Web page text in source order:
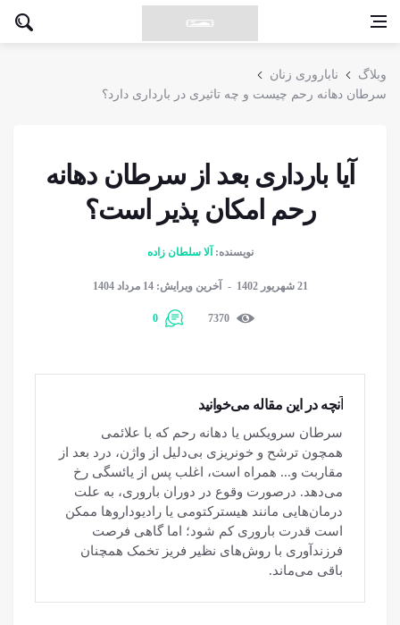
وبلاگ
ناباروری زنان
سرطان دهانه رحم چیست و چه تاثیری در بارداری دارد؟
آیا بارداری بعد از سرطان دهانه
رحم امکان پذیر است؟
نویسنده: آلا سلطان زاده
21 شهریور 1402 آخرین ویرایش: 14 مرداد 1404
7370
0
آنچه در این مقاله می‌خوانید
سرطان سرویکس یا دهانه رحم که با علائمی
همچون ترشح و خونریزی بی‌دلیل از واژن، درد بعد از
مقاربت و... همراه است، اغلب پس از یائسگی رخ
می‌دهد. درصورت وقوع در دوران باروری، به علت
درمان‌هایی مانند هیسترکتومی یا رادیوداروها ممکن
است قدرت باروری کم شود؛ اما گاهی فرصت
فرزندآوری با روش‌های نظیر فریز تخمک همچنان
باقی می‌ماند.